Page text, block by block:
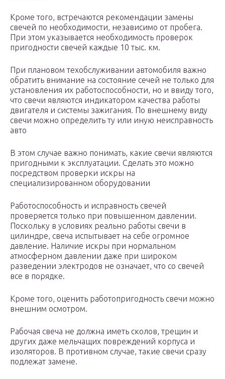
Кроме того, встречаются рекомендации замены
свечей по необходимости, независимо от пробега.
При этом указывается необходимость проверок
пригодности свечей каждые 10 тыс. км.
При плановом техобслуживании автомобиля важно
обратить внимание на состояние сечей не только для
установления их работоспособности, но и ввиду того,
что свечи являются индикатором качества работы
двигателя и системы зажигания. По внешнему виду
свечи можно определить ту или иную неисправность
авто
В этом случае важно понимать, какие свечи являются
пригодными к эксплуатации. Сделать это можно
посредством проверки искры на
специализированном оборудовании
Работоспособность и исправность свечей
проверяется только при повышенном давлении.
Поскольку в условиях реально работы свечи в
цилиндре, свеча испытывает на себе огромное
давление. Наличие искры при нормальном
атмосферном давлении даже при широком
разведении электродов не означает, что со свечей
все в порядке.
Кроме того, оценить работопригодность свечи можно
внешним осмотром.
Рабочая свеча не должна иметь сколов, трещин и
других даже мельчащих повреждений корпуса и
изоляторов. В противном случае, такие свечи сразу
подлежат замене.